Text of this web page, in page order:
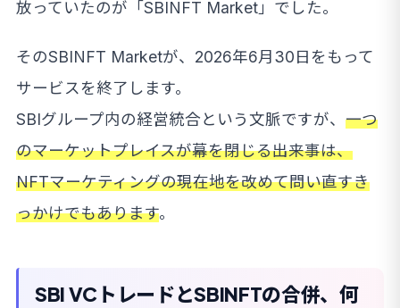
放っていたのが「SBINFT Market」でした。
そのSBINFT Marketが、2026年6月30日をもって
サービスを終了します。
SBIグループ内の経営統合という文脈ですが、 一つ
のマーケットプレイスが幕を閉じる出来事は、
NFTマーケティングの現在地を改めて問い直すき
っかけでもあります。
SBI VCトレードとSBINFTの合併、何